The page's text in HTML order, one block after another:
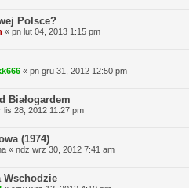
Polsce?
« pn lut 04, 2013 1:15 pm
« pn gru 31, 2012 12:50 pm
Białogardem
lis 28, 2012 11:27 pm
(1974)
« ndz wrz 30, 2012 7:41 am
Wschodzie